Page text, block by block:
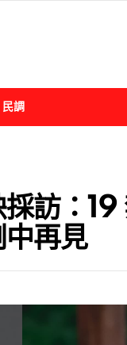
民調
採訪：
再見